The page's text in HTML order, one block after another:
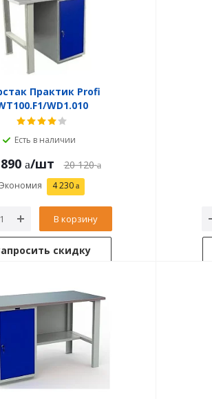
Практик Profi
WD1.010
Есть в наличии
/шт 20 120
Экономия 4 230
В корзину
скидку